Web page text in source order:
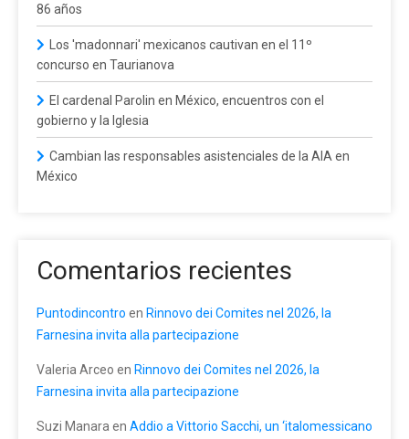
86 años
Los 'madonnari' mexicanos cautivan en el 11º
concurso en Taurianova
El cardenal Parolin en México, encuentros con el
gobierno y la Iglesia
Cambian las responsables asistenciales de la AIA en
México
Comentarios recientes
Puntodincontro en Rinnovo dei Comites nel 2026, la
Farnesina invita alla partecipazione
Valeria Arceo en Rinnovo dei Comites nel 2026, la
Farnesina invita alla partecipazione
Suzi Manara en Addio a Vittorio Sacchi, un ‘italomessicano